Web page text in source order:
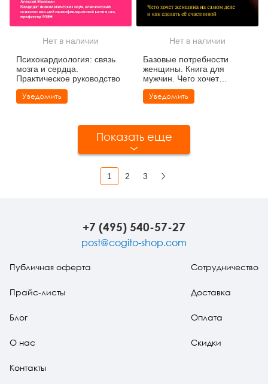
Нет в наличии
Психокардиология: связь
мозга и сердца.
Практическое руководство
Уведомить
Нет в наличии
Базовые потребности
женщины. Книга для
мужчин. Чего хочет
женщина на самом деле и
как сделать её счастливой
Уведомить
Показать еще
1 2 3
+7 (495) 540-57-27
post@cogito-shop.com
Публичная оферта
Прайс-листы
Блог
О нас
Контакты
Сотрудничество
Доставка
Оплата
Скидки